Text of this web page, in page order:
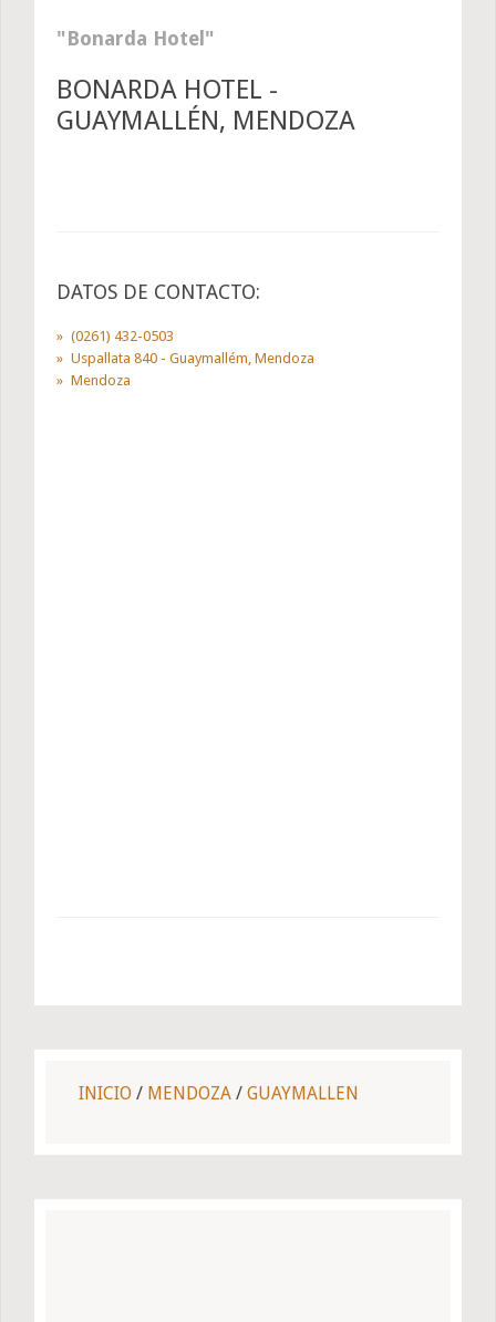
Bonarda Hotel
BONARDA HOTEL -
GUAYMALLÉN, MENDOZA
DATOS DE CONTACTO:
(0261) 432-0503
Uspallata 840 - Guaymallém, Mendoza
Mendoza
INICIO / MENDOZA / GUAYMALLEN